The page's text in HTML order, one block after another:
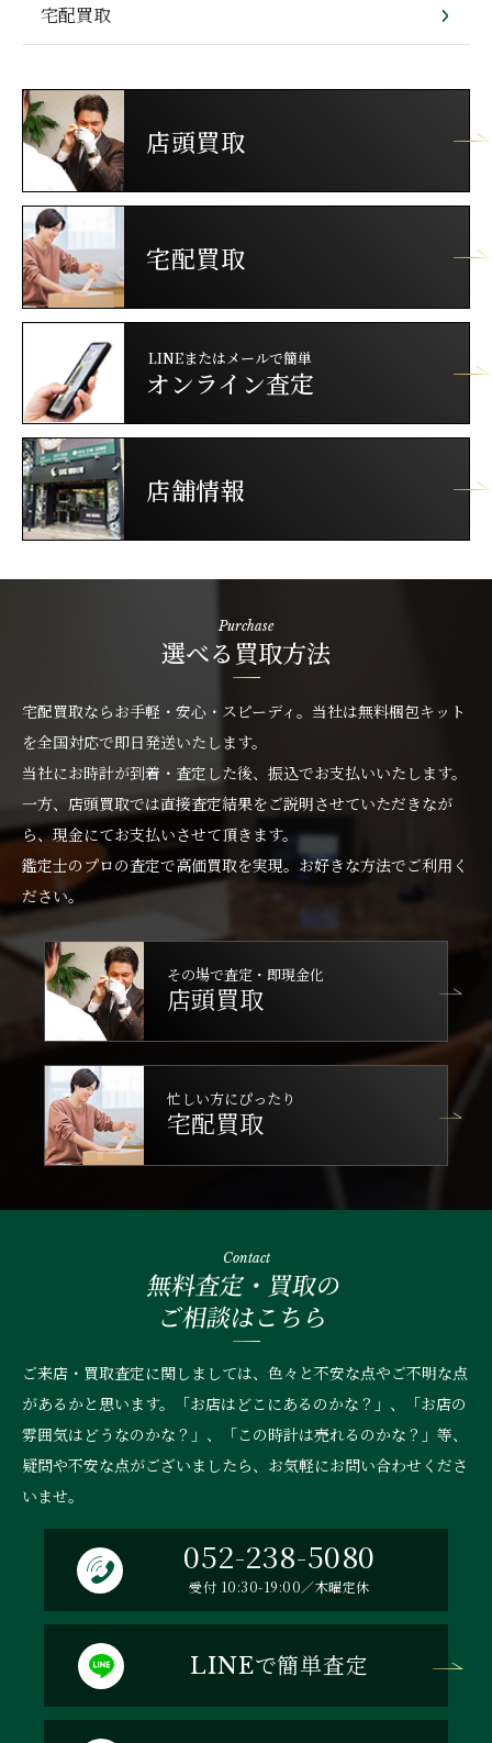
宅配買取
店頭買取
宅配買取
LINEまたはメールで簡単
オンライン査定
店舗情報
Purchase
選べる買取方法
宅配買取ならお手軽・安心・スピーディ。当社は無料梱包キット
を全国対応で即日発送いたします。
当社にお時計が到着・査定した後、振込でお支払いいたします。
一方、店頭買取では直接査定結果をご説明させていただきなが
ら、現金にてお支払いさせて頂きます。
鑑定士のプロの査定で高価買取を実現。お好きな方法でご利用く
ださい。
その場で査定・即現金化
店頭買取
忙しい方にぴったり
宅配買取
Contact
無料査定・買取の
ご相談はこちら
ご来店・買取査定に関しましては、色々と不安な点やご不明な点
があるかと思います。「お店はどこにあるのかな？」、
「お店の
雰囲気はどうなのかな？」、「この時計は売れるのかな？」等、
疑問や不安な点がございましたら、お気軽にお問い合わせくださ
いませ。
052-238-5080
受付 10:30-19:00／木曜定休
LINEで簡単査定